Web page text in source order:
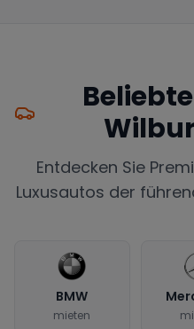
Entdecken Sie
Luxusautos der
BMW
mieten